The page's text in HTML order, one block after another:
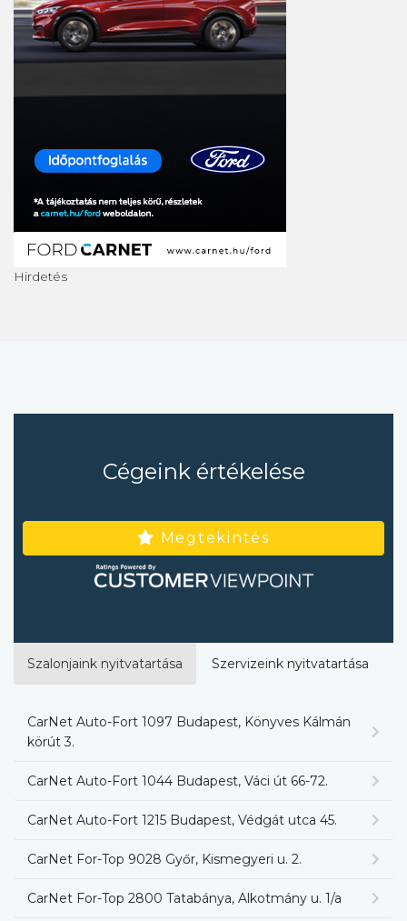
Hirdetés
Cégeink értékelése
Megtekintés
Szalonjaink nyitvatartása Szervizeink nyitvatartása
CarNet Auto-Fort 1097 Budapest, Könyves Kálmán
körút 3.
CarNet Auto-Fort 1044 Budapest, Váci út 66-72.
CarNet Auto-Fort 1215 Budapest, Védgát utca 45.
CarNet For-Top 9028 Győr, Kismegyeri u. 2.
CarNet For-Top 2800 Tatabánya, Alkotmány u. 1/a